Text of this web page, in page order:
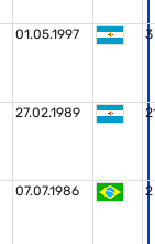
01.05.1997 3
27.02.1989
07.07.1986 2